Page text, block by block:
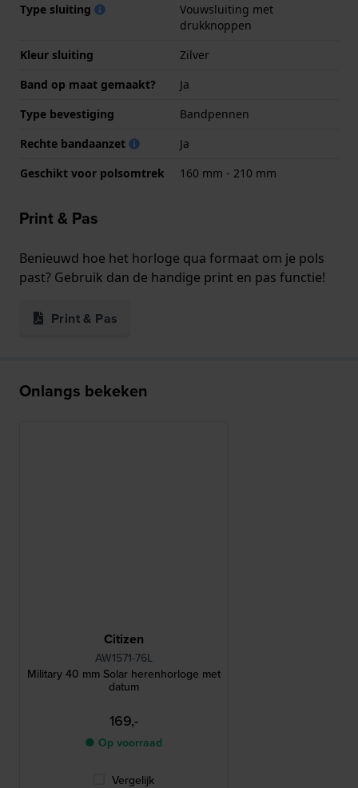
Type sluiting
Vouwsluiting met
drukknoppen
Kleur sluiting
Zilver
Band op maat gemaakt?
Ja
Type bevestiging
Bandpennen
Rechte bandaanzet
Ja
Geschikt voor polsomtrek
160 mm - 210 mm
Print & Pas
Benieuwd hoe het horloge qua formaat om je pols
past? Gebruik dan de handige print en pas functie!
Print & Pas
Onlangs bekeken
Citizen
AW1571-76L
Military 40 mm Solar herenhorloge met
datum
169,-
● Op voorraad
Vergelijk